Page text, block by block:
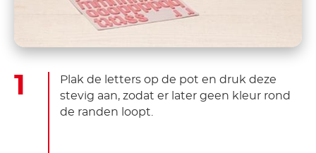
Plak de letters op de pot en druk deze
stevig aan, zodat er later geen kleur rond
de randen loopt.